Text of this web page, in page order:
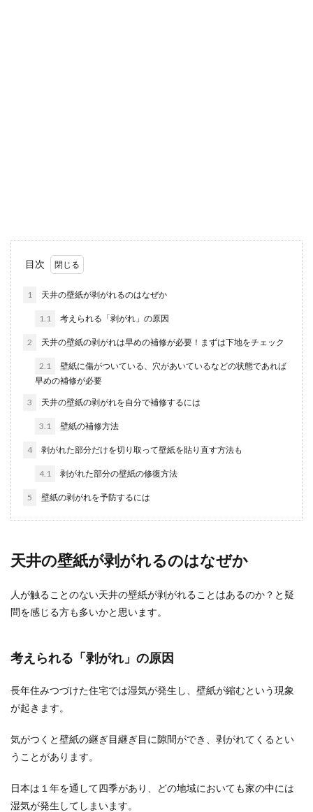
花壇は光が降り注ぐ場所で楽しむイメージがある
と思ってしま...
キレイに布を染色してみよう
染料を使えば、自分で布を簡単に染色することが
や、天然素材...
子供の絵本バッグに刺繍でワンポイント、ポーチ
と、刺繍をす...
じで修理してみよう
長年愛用していた本がボロボロのなってしまった
スライムの作り方！シェービングフォ
ームでふわふわスライム
目次
1 天井の壁紙が剥がれるのはなぜか
1.1 考えられる「剥がれ」の原因
2 天井の壁紙の剥がれは早めの補修が必要！まずは下地をチェック
2.1
壁紙に傷がついている、穴があいているなどの状態であれば
早めの補修が必要
3 天井の壁紙の剥がれを自分で補修するには
3.1 壁紙の補修方法
4 剥がれた部分だけを切り取って壁紙を貼り直す方法も
4.1 剥がれた部分の壁紙の修復方法
5 壁紙の剥がれを予防するには
天井の壁紙が剥がれるのはなぜか
人が触ることのない天井の壁紙が剥がれることはあるのか？と疑
問を感じる方も多いかと思います。
考えられる「剥がれ」の原因
長年住みつづけた住宅では湿気が発生し、壁紙が縮むという現象
が起きます。
気がつくと壁紙の継ぎ目継ぎ目に隙間ができ、剥がれてくるとい
うことがあります。
日本は１年を通して四季があり、どの地域においても家の中には
湿気が発生してしまいます。